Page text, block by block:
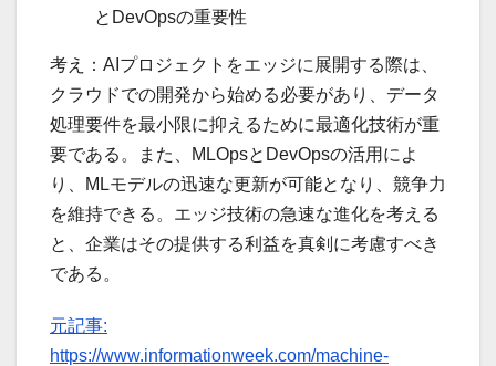
とDevOpsの重要性
考え：AIプロジェクトをエッジに展開する際は、
クラウドでの開発から始める必要があり、データ
処理要件を最小限に抑えるために最適化技術が重
要である。また、MLOpsとDevOpsの活用によ
り、MLモデルの迅速な更新が可能となり、競争力
を維持できる。エッジ技術の急速な進化を考える
と、企業はその提供する利益を真剣に考慮すべき
である。
元記事:
https://www.informationweek.com/machine-